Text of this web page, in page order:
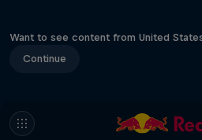
Want to see content from United
Continue
Visions of